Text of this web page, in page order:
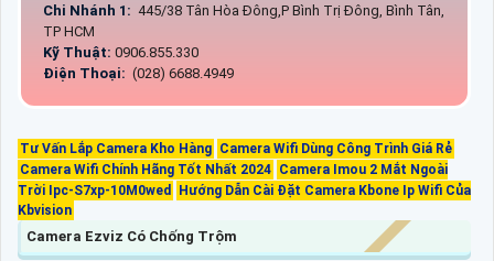
Chi Nhánh 1: 445/38 Tân Hòa Đông,P Bình Trị Đông, Bình Tân,
TP HCM
Kỹ Thuật: 0906.855.330
Điện Thoại: (028) 6688.4949
Tư Vấn Lắp Camera Kho Hàng Camera Wifi Dùng Công Trình Giá Rẻ
Camera Wifi Chính Hãng Tốt Nhất 2024 Camera Imou 2 Mắt Ngoài
Trời Ipc-S7xp-10M0wed
Hướng Dẫn Cài Đặt Camera Kbone Ip Wifi Của
Kbvision
Camera Ezviz Có Chống Trộm